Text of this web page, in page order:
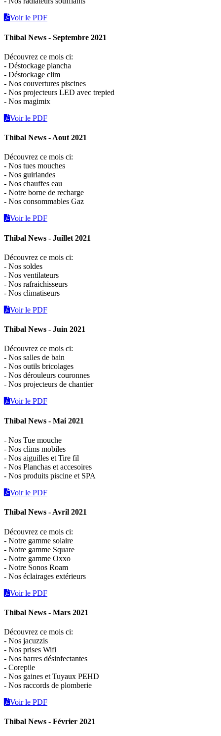
Voir le PDF
Thibal News - Septembre 2021
Découvrez ce mois ci:
- Déstockage plancha
- Déstockage clim
- Nos couvertures piscines
- Nos projecteurs LED avec trepied
- Nos magimix
Voir le PDF
Thibal News - Aout 2021
Découvrez ce mois ci:
- Nos tues mouches
- Nos guirlandes
- Nos chauffes eau
- Notre borne de recharge
- Nos consommables Gaz
Voir le PDF
Thibal News - Juillet 2021
Découvrez ce mois ci:
- Nos soldes
- Nos ventilateurs
- Nos rafraichisseurs
- Nos climatiseurs
Voir le PDF
Thibal News - Juin 2021
Découvrez ce mois ci:
- Nos salles de bain
- Nos outils bricolages
- Nos dérouleurs couronnes
- Nos projecteurs de chantier
Voir le PDF
Thibal News - Mai 2021
- Nos Tue mouche
- Nos clims mobiles
- Nos aiguilles et Tire fil
- Nos Planchas et accesoires
- Nos produits piscine et SPA
Voir le PDF
Thibal News - Avril 2021
Découvrez ce mois ci:
- Notre gamme solaire
- Notre gamme Square
- Notre gamme Oxxo
- Notre Sonos Roam
- Nos éclairages extérieurs
Voir le PDF
Thibal News - Mars 2021
Découvrez ce mois ci:
- Nos jacuzzis
- Nos prises Wifi
- Nos barres désinfectantes
- Corepile
- Nos gaines et Tuyaux PEHD
- Nos raccords de plomberie
Voir le PDF
Thibal News - Février 2021